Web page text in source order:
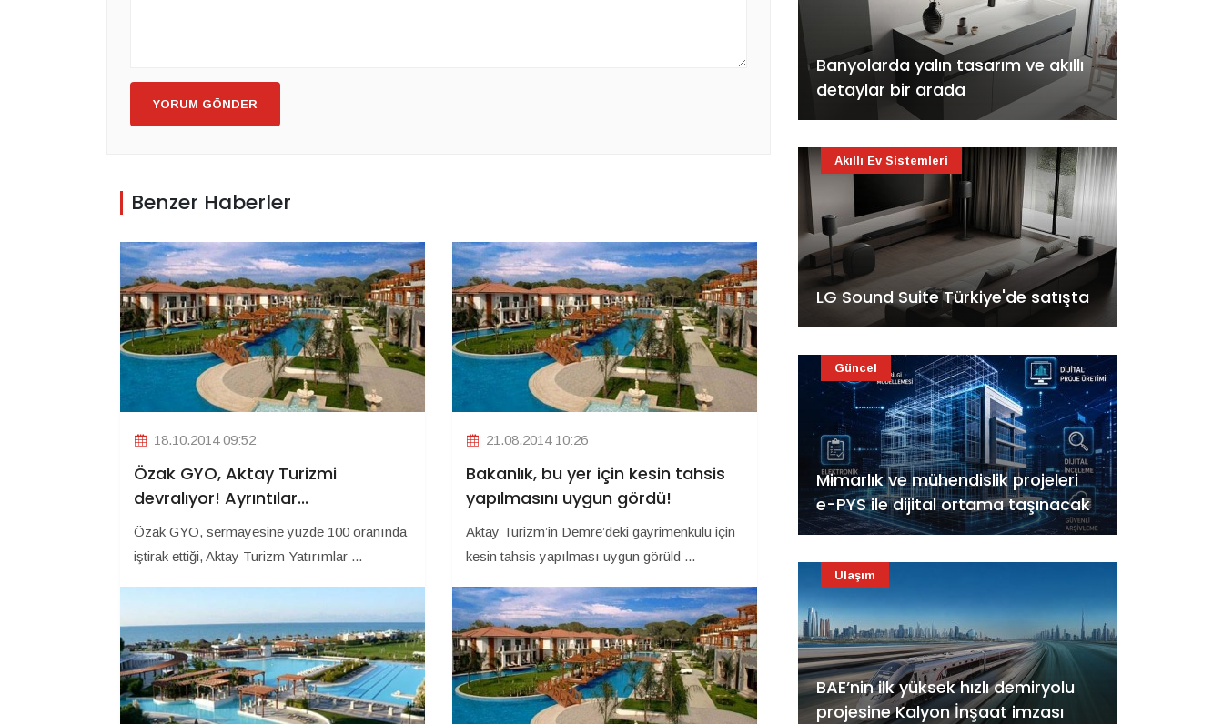
YORUM GÖNDER
Benzer Haberler
18.10.2014 09:52
Özak GYO, Aktay Turizmi
devralıyor! Ayrıntılar...
Özak GYO, sermayesine yüzde 100 oranında
iştirak ettiği, Aktay Turizm Yatırımlar ...
21.08.2014 10:26
Bakanlık, bu yer için kesin tahsis
yapılmasını uygun gördü!
Aktay Turizm’in Demre’deki gayrimenkulü için
kesin tahsis yapılması uygun görüld ...
Banyolarda yalın tasarım ve akıllı
detaylar bir arada
LG Sound Suite Türkiye'de satışta
Akıllı Ev Sistemleri
Mimarlık ve mühendislik projeleri
e-PYS ile dijital ortama taşınacak
Güncel
BAE’nin ilk yüksek hızlı demiryolu
projesine Kalyon İnşaat imzası
Ulaşım